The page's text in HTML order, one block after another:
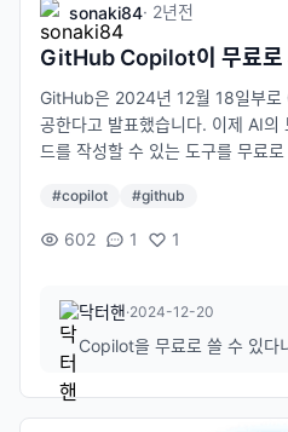
sonaki84· 2년전
GitHub Copilot이 무료로
GitHub은 2024년 12월 18일부
공한다고 발표했습니다. 이제 AI의
드를 작성할 수 있는 도구를 무료
완성 도구로, 개발자가 코드를 작
드를 제안해줍니다. 이를 통해 생
b에 로그인하세요. 계정 설정
활성화를 클릭하세요. 간단한 설정
다. 어떤 기능을 제공하나요? 코드
성할 때, Copilot이 다음에 올 코드
석이나 설명을 작성하면, 해당 내
#copilot #github
602 1 1
닥터핸·2024-12-20
Copilot을 무료로 쓸 수 있다